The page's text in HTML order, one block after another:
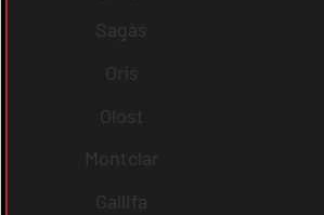
Sagàs
Orís
Olost
Montclar
Gallifa